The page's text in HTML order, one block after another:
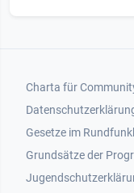
Footer 1
Charta für
Gesetze im
Grundsätze der